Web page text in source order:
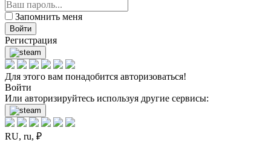
Запомнить меня
Войти
Регистрация
Для этого вам понадобится авторизоваться!
Войти
Или авторизируйтесь используя другие сервисы:
RU, ru, ₽